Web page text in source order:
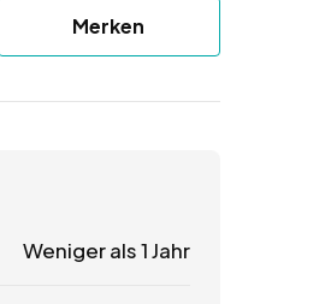
Merken
Weniger als 1 Jahr